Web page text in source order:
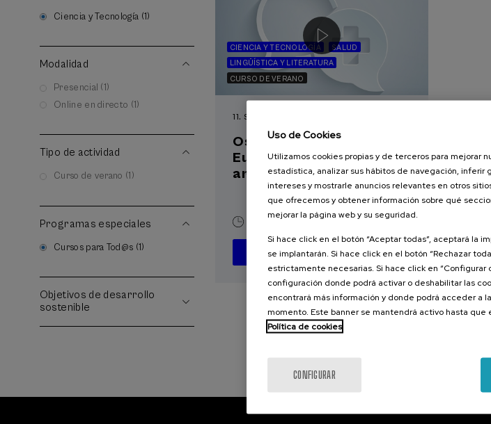
Ciencia y Tecnología (1)
Modalidad
Presencial (1)
Online en directo (1)
Tipo de actividad
Curso de verano (1)
Programas especiales
Cursos para Tod@s (1)
Objetivos de desarrollo
sostenible
CIENCIA Y TECNOLOGÍA
SALUD
LINGÜÍSTICA Y LITERATURA
CURSO DE VERANO
11. SEP
Osasuna eta hizkuntza IX:
Euskara, adimen
artifiziala eta osasuna
.
...
DESDE 12 €
Últimas
plazas
Gratuito
Fecha
pasada
Lista
de
Plazo
de
finalizado
Uso de Cookies
Utilizamos cookies propias y de terceros para mejorar
estadística, analizar sus hábitos de navegación, inferir
intereses y mostrarle anuncios relevantes en otros
que ofrecemos y obtener información sobre qué
mejorar la página web y su seguridad.
Si hace click en el botón “Aceptar todas”, aceptará la
se implantarán. Si hace click en el botón “Rechazar
estrictamente necesarias. Si hace click en “Configurar
configuración donde podrá activar o deshabilitar las
encontrará más información y donde podrá acceder a
momento. Este banner se mantendrá activo hasta
Política de cookies
CONFIGURAR